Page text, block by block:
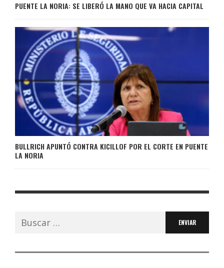
PUENTE LA NORIA: SE LIBERÓ LA MANO QUE VA HACIA CAPITAL
BULLRICH APUNTÓ CONTRA KICILLOF POR EL CORTE EN PUENTE
LA NORIA
Buscar: